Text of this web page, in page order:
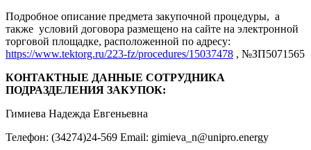
Подробное описание предмета закупочной процедуры, а
также условий договора размещено на сайте на электронной
торговой площадке, расположенной по адресу:
https://www.tektorg.ru/223-fz/procedures/15037478 , №ЗП5071565
КОНТАКТНЫЕ ДАННЫЕ СОТРУДНИКА
ПОДРАЗДЕЛЕНИЯ ЗАКУПОК:
Гимиева Надежда Евгеньевна
Телефон: (34274)24-569 Email: gimieva_n@unipro.energy